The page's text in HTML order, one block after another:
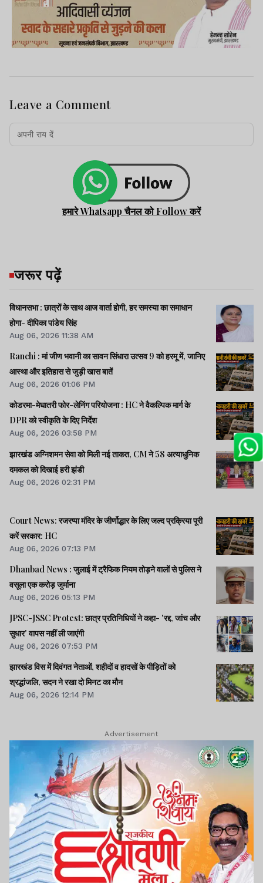
Leave a Comment
हमारे Whatsapp चैनल को Follow करें
जरूर पढ़ें
विधानसभा : छात्रों के साथ आज वार्ता होगी, हर समस्या का समाधान
होगा- दीपिका पांडेय सिंह
Aug 06, 2026 11:38 AM
Ranchi : मां जीण भवानी का सावन सिंधारा उत्सव 9 को हरमू में, जानिए
आस्था और इतिहास से जुड़ी खास बातें
Aug 06, 2026 01:06 PM
कोडरमा-मेघातरी फोर-लेनिंग परियोजना : HC ने वैकल्पिक मार्ग के
DPR को स्वीकृति के दिए निर्देश
Aug 06, 2026 03:58 PM
झारखंड अग्निशमन सेवा को मिली नई ताकत, CM ने 58 अत्याधुनिक
दमकल को दिखाई हरी झंडी
Aug 06, 2026 02:31 PM
Court News: रजरप्पा मंदिर के जीर्णोद्धार के लिए जल्द प्रक्रिया पूरी
करें सरकार: HC
Aug 06, 2026 07:13 PM
Dhanbad News : जुलाई में ट्रैफिक नियम तोड़ने वालों से पुलिस ने
वसूला एक करोड़ जुर्माना
Aug 06, 2026 05:13 PM
JPSC-JSSC Protest: छात्र प्रतिनिधियों ने कहा- 'रद्द, जांच और
सुधार' वापस नहीं ली जाएंगी
Aug 06, 2026 07:53 PM
झारखंड विस में दिवंगत नेताओं, शहीदों व हादसों के पीड़ितों को
श्रद्धांजलि, सदन ने रखा दो मिनट का मौन
Aug 06, 2026 12:14 PM
Advertisement